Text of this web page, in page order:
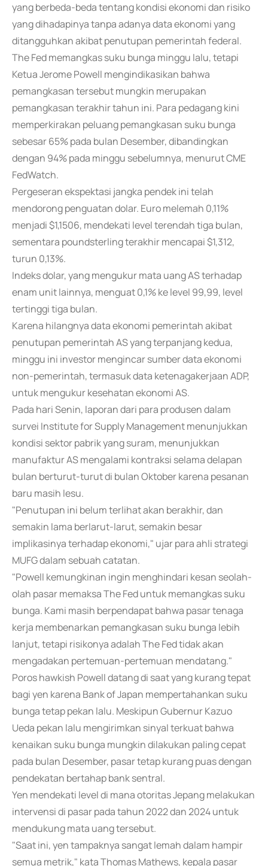
yang berbeda-beda tentang kondisi ekonomi dan risiko
yang dihadapinya tanpa adanya data ekonomi yang
ditangguhkan akibat penutupan pemerintah federal.
The Fed memangkas suku bunga minggu lalu, tetapi
Ketua Jerome Powell mengindikasikan bahwa
pemangkasan tersebut mungkin merupakan
pemangkasan terakhir tahun ini. Para pedagang kini
memperkirakan peluang pemangkasan suku bunga
sebesar 65% pada bulan Desember, dibandingkan
dengan 94% pada minggu sebelumnya, menurut CME
FedWatch.
Pergeseran ekspektasi jangka pendek ini telah
mendorong penguatan dolar. Euro melemah 0,11%
menjadi $1,1506, mendekati level terendah tiga bulan,
sementara poundsterling terakhir mencapai $1,312,
turun 0,13%.
Indeks dolar, yang mengukur mata uang AS terhadap
enam unit lainnya, menguat 0,1% ke level 99,99, level
tertinggi tiga bulan.
Karena hilangnya data ekonomi pemerintah akibat
penutupan pemerintah AS yang terpanjang kedua,
minggu ini investor mengincar sumber data ekonomi
non-pemerintah, termasuk data ketenagakerjaan ADP,
untuk mengukur kesehatan ekonomi AS.
Pada hari Senin, laporan dari para produsen dalam
survei Institute for Supply Management menunjukkan
kondisi sektor pabrik yang suram, menunjukkan
manufaktur AS mengalami kontraksi selama delapan
bulan berturut-turut di bulan Oktober karena pesanan
baru masih lesu.
"Penutupan ini belum terlihat akan berakhir, dan
semakin lama berlarut-larut, semakin besar
implikasinya terhadap ekonomi," ujar para ahli strategi
MUFG dalam sebuah catatan.
"Powell kemungkinan ingin menghindari kesan seolah-
olah pasar memaksa The Fed untuk memangkas suku
bunga. Kami masih berpendapat bahwa pasar tenaga
kerja membenarkan pemangkasan suku bunga lebih
lanjut, tetapi risikonya adalah The Fed tidak akan
mengadakan pertemuan-pertemuan mendatang."
Poros hawkish Powell datang di saat yang kurang tepat
bagi yen karena Bank of Japan mempertahankan suku
bunga tetap pekan lalu. Meskipun Gubernur Kazuo
Ueda pekan lalu mengirimkan sinyal terkuat bahwa
kenaikan suku bunga mungkin dilakukan paling cepat
pada bulan Desember, pasar tetap kurang puas dengan
pendekatan bertahap bank sentral.
Yen mendekati level di mana otoritas Jepang melakukan
intervensi di pasar pada tahun 2022 dan 2024 untuk
mendukung mata uang tersebut.
"Saat ini, yen tampaknya sangat lemah dalam hampir
semua metrik," kata Thomas Mathews, kepala pasar